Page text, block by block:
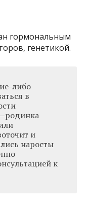
гормональным
генетикой.
либо
в
и
наросты
к